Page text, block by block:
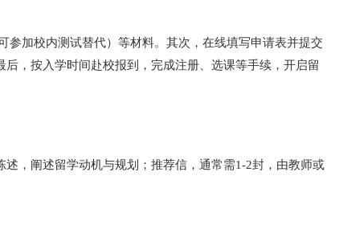
加校内测试替代）等材料。其次，在线填写申请表并提交
，按入学时间赴校报到，完成注册、选课等手续，开启留
，阐述留学动机与规划；推荐信，通常需1-2封，由教师或